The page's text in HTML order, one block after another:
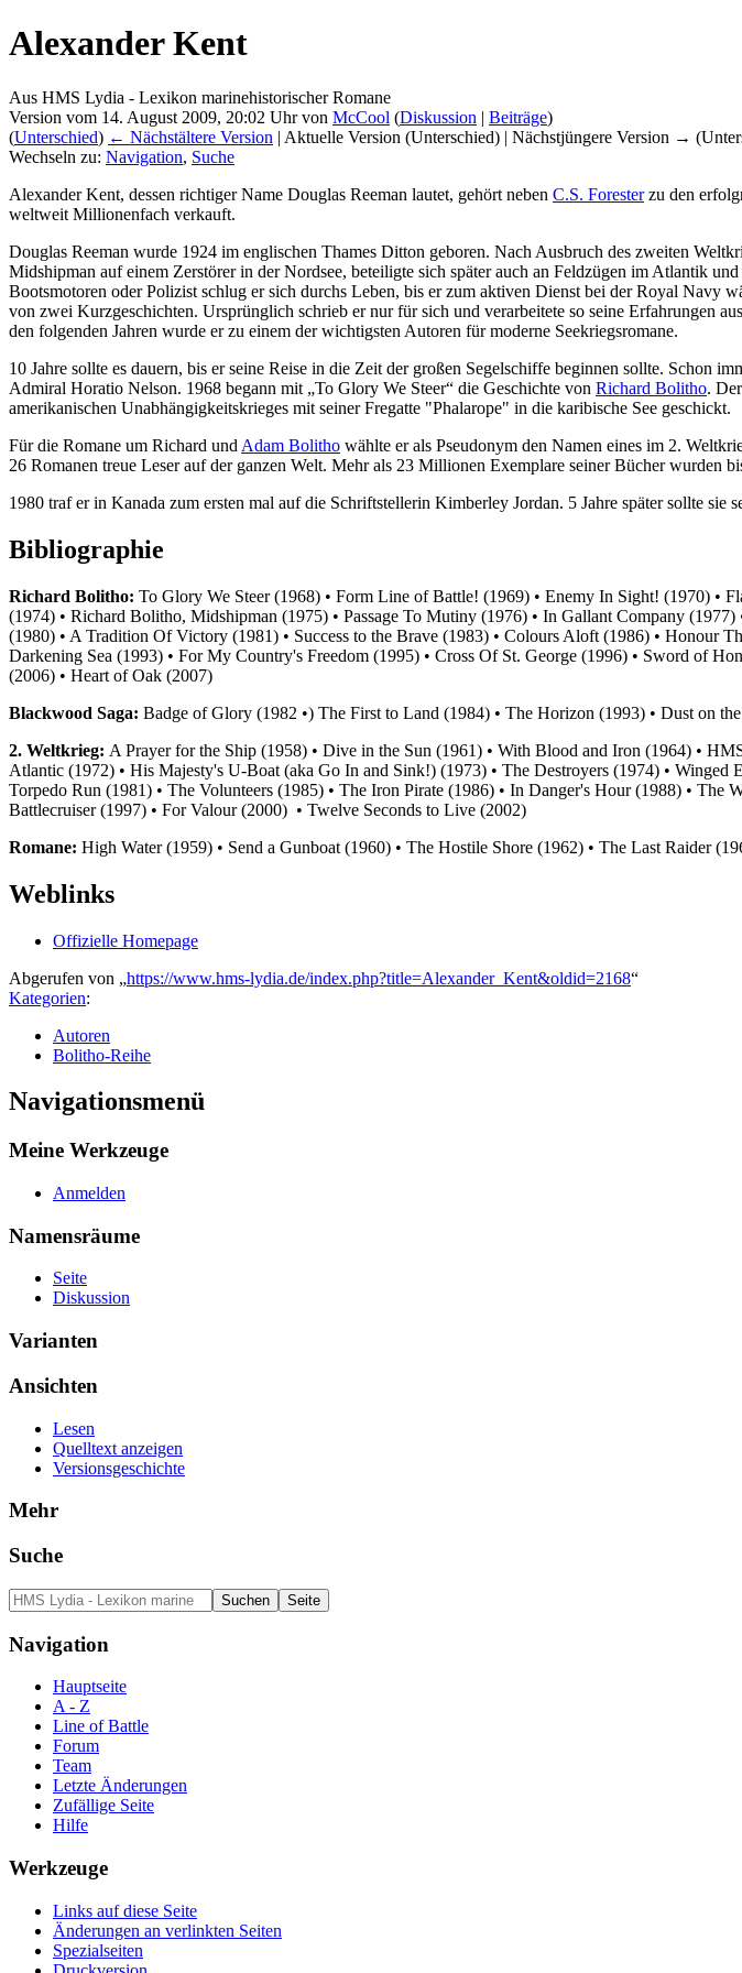
Alexander Kent
Aus HMS Lydia - Lexikon marinehistorischer Romane
Version vom 14. August 2009, 20:02 Uhr von McCool (Diskussion | Beiträge)
(Unterschied) ← Nächstältere Version | Aktuelle Version (Unterschied) | Nächstjüngere Version →
Wechseln zu: Navigation, Suche
Alexander Kent, dessen richtiger Name Douglas Reeman lautet, gehört neben C.S. Foresterzu den
weltweit Millionenfach verkauft.
Douglas Reeman wurde 1924 im englischen Thames Ditton geboren. Nach Ausbruch des zweiten
Midshipman auf einem Zerstörer in der Nordsee, beteiligte sich später auch an Feldzügen im Atlantik
Bootsmotoren oder Polizist schlug er sich durchs Leben, bis er zum aktiven Dienst bei der Royal Navy
von zwei Kurzgeschichten. Ursprünglich schrieb er nur für sich und verarbeitete so seine Erfahrungen
den folgenden Jahren wurde er zu einem der wichtigsten Autoren für moderne Seekriegsromane.
10 Jahre sollte es dauern, bis er seine Reise in die Zeit der großen Segelschiffe beginnen sollte. Schon
Admiral Horatio Nelson. 1968 begann mit „To Glory We Steer“ die Geschichte von Richard Bolitho.
amerikanischen Unabhängigkeitskrieges mit seiner Fregatte "Phalarope" in die karibische See geschickt.
Für die Romane um Richard und Adam Bolitho wählte er als Pseudonym den Namen eines im 2.
26 Romanen treue Leser auf der ganzen Welt. Mehr als 23 Millionen Exemplare seiner Bücher wurden
1980 traf er in Kanada zum ersten mal auf die Schriftstellerin Kimberley Jordan. 5 Jahre später sollte sie
Bibliographie
Richard Bolitho: To Glory We Steer (1968) • Form Line of Battle! (1969) • Enemy In Sight! (1970) •
(1974) • Richard Bolitho, Midshipman (1975) • Passage To Mutiny (1976) • In Gallant Company
(1980) • A Tradition Of Victory (1981) • Success to the Brave (1983) • Colours Aloft (1986) • Honour
Darkening Sea (1993) • For My Country's Freedom (1995) • Cross Of St. George (1996) • Sword of
(2006) • Heart of Oak (2007)
Blackwood Saga: Badge of Glory (1982 •) The First to Land (1984) • The Horizon (1993) • Dust on
2. Weltkrieg: A Prayer for the Ship (1958) • Dive in the Sun (1961) • With Blood and Iron (1964) •
Atlantic (1972) • His Majesty's U-Boat (aka Go In and Sink!) (1973) • The Destroyers (1974) •
Torpedo Run (1981) • The Volunteers (1985) • The Iron Pirate (1986) • In Danger's Hour (1988) •
Battlecruiser (1997) • For Valour (2000) • Twelve Seconds to Live (2002)
Romane: High Water (1959) • Send a Gunboat (1960) • The Hostile Shore (1962) • The Last Raider
Weblinks
Offizielle Homepage
Abgerufen von „https://www.hms-lydia.de/index.php?title=Alexander_Kent&oldid=2168“
Kategorien:
Autoren
Bolitho-Reihe
Navigationsmenü
Meine Werkzeuge
Anmelden
Namensräume
Seite
Diskussion
Varianten
Ansichten
Lesen
Quelltext anzeigen
Versionsgeschichte
Mehr
Suche
Navigation
Hauptseite
A - Z
Line of Battle
Forum
Team
Letzte Änderungen
Zufällige Seite
Hilfe
Werkzeuge
Links auf diese Seite
Änderungen an verlinkten Seiten
Spezialseiten